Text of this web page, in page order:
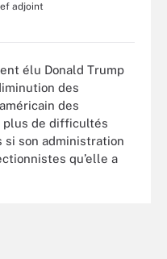
adjoint
élu Donald Trump
des
des
plus de difficultés
si son administration
qu’elle a